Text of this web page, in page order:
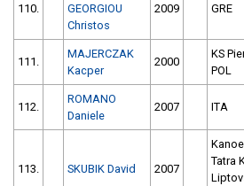
110.
GEORGIOU
Christos
2009 GRE
111.
MAJERCZAK
Kacper
2000
KS
POL
112.
ROMANO
Daniele
2007 ITA
113. SKUBIK David 2007
Kanoe
Tatra